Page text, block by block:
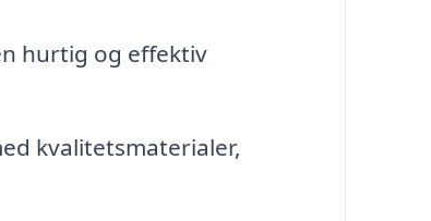
hurtig og effektiv
kvalitetsmaterialer,